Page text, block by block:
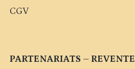
CGV
PARTENARIATS – REVENTE